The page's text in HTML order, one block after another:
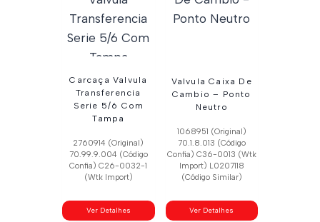
Carcaça Valvula
Transferencia
Serie 5/6 Com
Tampa
2760914 (Original)
70.99.9.004 (Código
Confia) C26-0032-1
(Wtk Import)
Ver Detalhes
Valvula Caixa De
Cambio – Ponto
Neutro
1068951 (Original)
70.1.8.013 (Código
Confia) C36-0013 (Wtk
Import) L0207118
(Código Similar)
Ver Detalhes